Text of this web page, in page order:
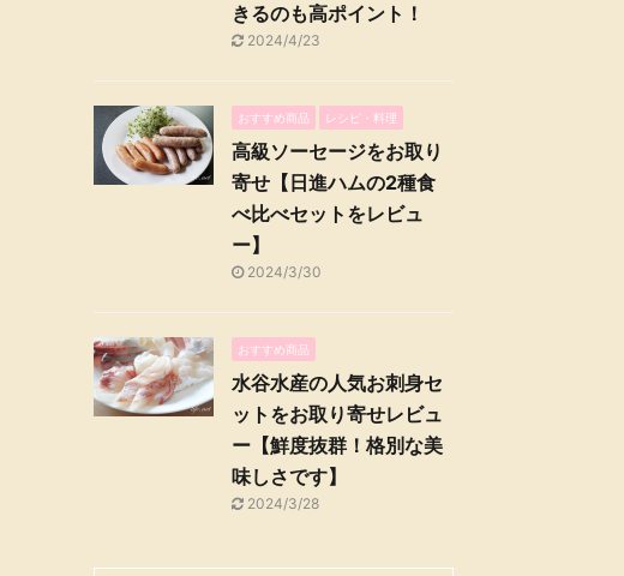
きるのも高ポイント！
2024/4/23
おすすめ商品 レシピ・料理
高級ソーセージをお取り
寄せ【日進ハムの2種食
べ比べセットをレビュ
ー】
2024/3/30
おすすめ商品
水谷水産の人気お刺身セ
ットをお取り寄せレビュ
ー【鮮度抜群！格別な美
味しさです】
2024/3/28